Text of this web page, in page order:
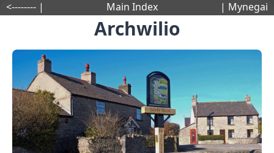
Archwilio
<-------- | Main Index | Mynegai